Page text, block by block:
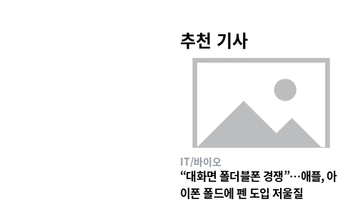
추천 기사
IT/바이오
“대화면 폴더블폰 경쟁”…애플, 아
이폰 폴드에 펜 도입 저울질